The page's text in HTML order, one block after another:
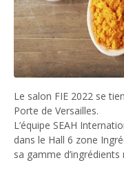
Le salon FIE 2022 se
Porte de Versailles.
L’équipe SEAH
dans le Hall 6 zone
sa gamme